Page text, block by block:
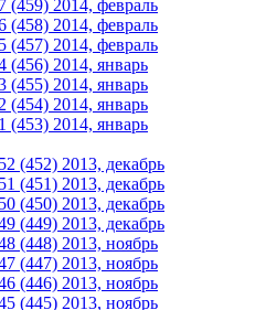
(459) 2014, февраль
(458) 2014, февраль
(457) 2014, февраль
(456) 2014, январь
(455) 2014, январь
(454) 2014, январь
(453) 2014, январь
(452) 2013, декабрь
(451) 2013, декабрь
(450) 2013, декабрь
(449) 2013, декабрь
(448) 2013, ноябрь
(447) 2013, ноябрь
(446) 2013, ноябрь
(445) 2013, ноябрь